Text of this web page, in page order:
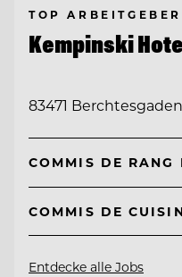
TOP ARBEITGEBER
Kempinski
83471
COMMIS DE
COMMIS DE
Entdecke alle Jobs